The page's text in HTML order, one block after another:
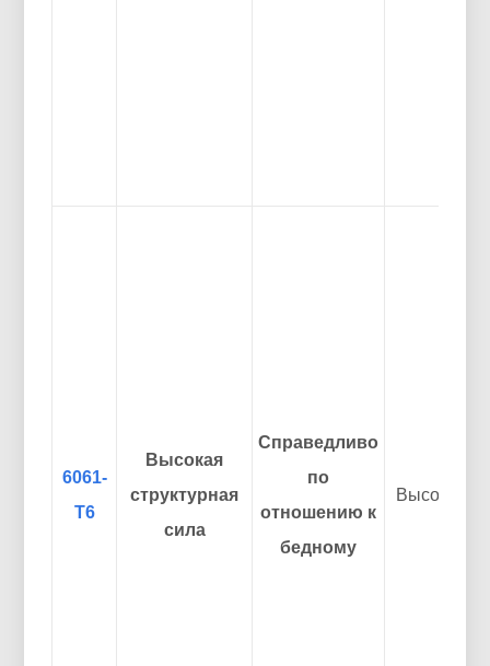
6061-
Т6
Высокая
структурная
сила
Справедливо
по
отношению к
бедному
Высокий